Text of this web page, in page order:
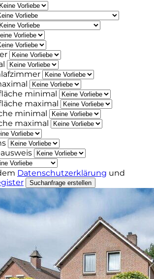
minimal
maximal
minimal
maximal
Datenschutzerklärung und
Suchanfrage erstellen